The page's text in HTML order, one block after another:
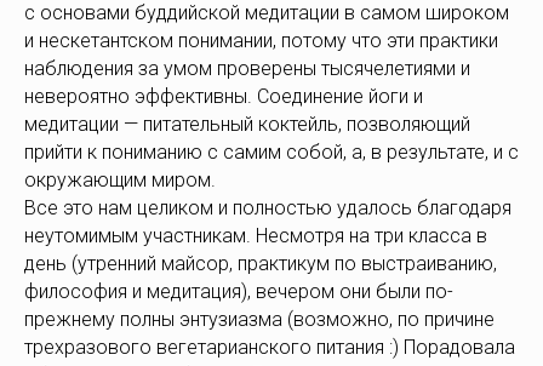
с основами буддийской медитации в самом широком
и нескетантском понимании, потому что эти практики
наблюдения за умом проверены тысячелетиями и
невероятно эффективны. Соединение йоги и
медитации — питательный коктейль, позволяющий
прийти к пониманию с самим собой, а, в результате, и с
окружающим миром.
Все это нам целиком и полностью удалось благодаря
неутомимым участникам. Несмотря на три класса в
день (утренний майсор, практикум по выстраиванию,
философия и медитация), вечером они были по-
прежнему полны энтузиазма (возможно, по причине
трехразового вегетарианского питания :) Порадовала